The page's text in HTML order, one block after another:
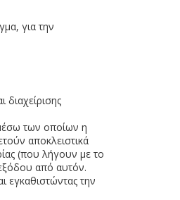
για την
των οποίων η
αποκλειστικά
(που λήγουν με το
από αυτόν.
εγκαθιστώντας την